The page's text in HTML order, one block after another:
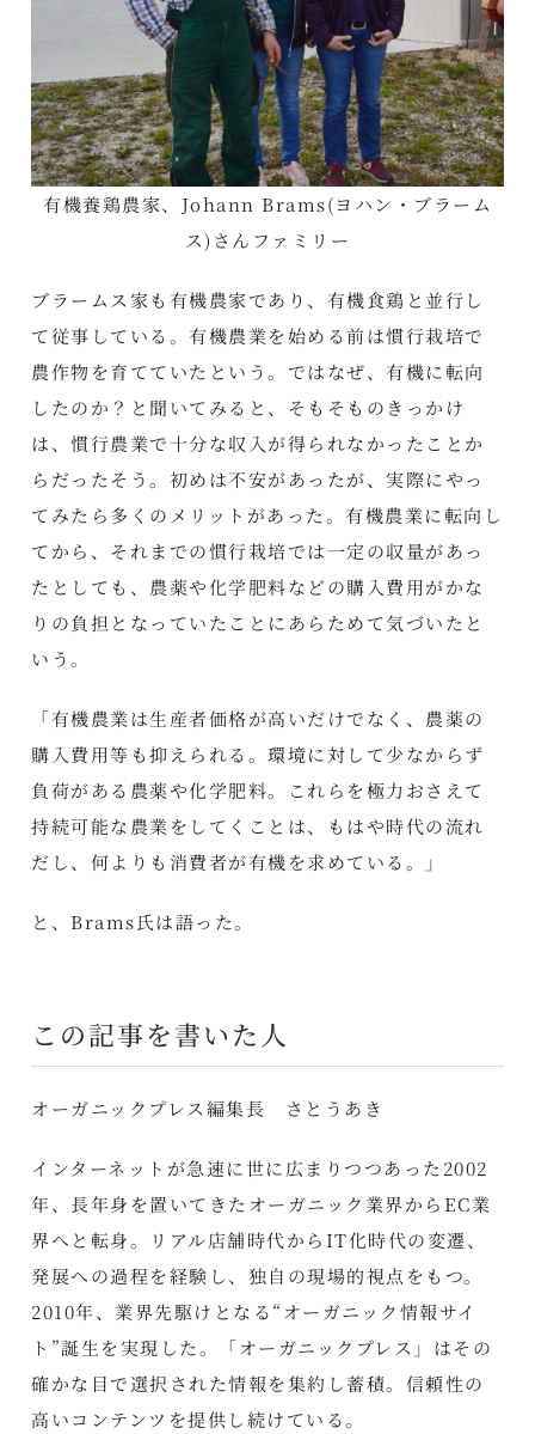
有機養鶏農家、Johann Brams(ヨハン・ブラーム
ス)さんファミリー
ブラームス家も有機農家であり、有機食鶏と並行し
て従事している。有機農業を始める前は慣行栽培で
農作物を育てていたという。ではなぜ、有機に転向
したのか？と聞いてみると、そもそものきっかけ
は、慣行農業で十分な収入が得られなかったことか
らだったそう。初めは不安があったが、実際にやっ
てみたら多くのメリットがあった。有機農業に転向し
てから、それまでの慣行栽培では一定の収量があっ
たとしても、農薬や化学肥料などの購入費用がかな
りの負担となっていたことにあらためて気づいたと
いう。
「有機農業は生産者価格が高いだけでなく、農薬の
購入費用等も抑えられる。環境に対して少なからず
負荷がある農薬や化学肥料。これらを極力おさえて
持続可能な農業をしてくことは、もはや時代の流れ
だし、何よりも消費者が有機を求めている。」
と、Brams氏は語った。
この記事を書いた人
オーガニックプレス編集長 さとうあき
インターネットが急速に世に広まりつつあった2002
年、長年身を置いてきたオーガニック業界からEC業
界へと転身。リアル店舗時代からIT化時代の変遷、
発展への過程を経験し、独自の現場的視点をもつ。
2010年、業界先駆けとなる“オーガニック情報サイ
ト”誕生を実現した。「オーガニックプレス」はその
確かな目で選択された情報を集約し蓄積。信頼性の
高いコンテンツを提供し続けている。